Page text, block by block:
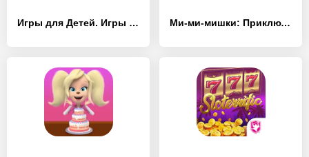
Игры для Детей. Игры девочек - [MOD Много денег] Ми-ми-мишки: Приключения - [MOD Бесконечные монеты]